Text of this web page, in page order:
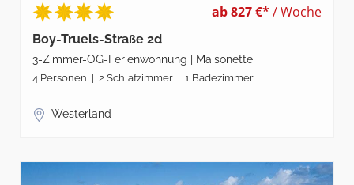
ab 827 €*/ Woche
Boy-Truels-Straße 2d
3-Zimmer-OG-Ferienwohnung | Maisonette
4 Personen | 2 Schlafzimmer | 1 Badezimmer
Westerland